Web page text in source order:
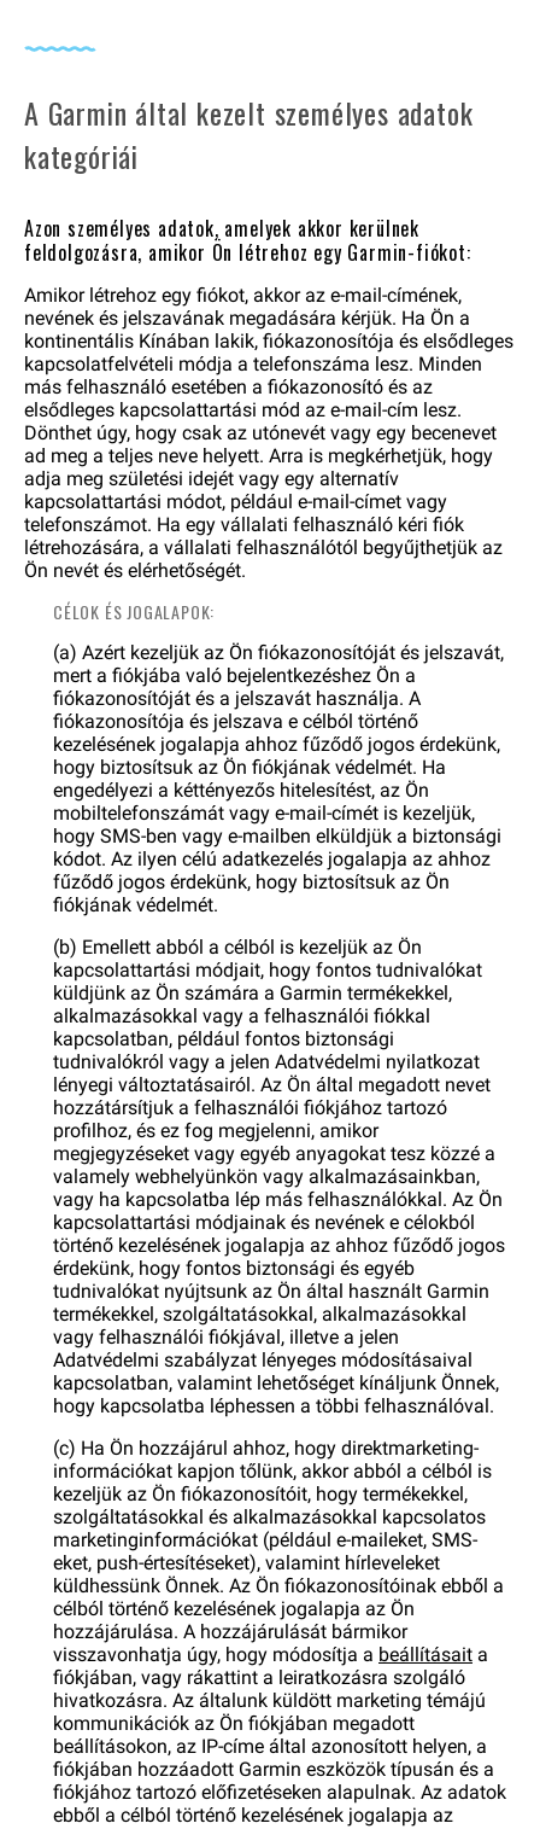
A Garmin által kezelt személyes adatok
kategóriái
Azon személyes adatok, amelyek akkor kerülnek
feldolgozásra, amikor Ön létrehoz egy Garmin-fiókot:
Amikor létrehoz egy fiókot, akkor az e-mail-címének,
nevének és jelszavának megadására kérjük. Ha Ön a
kontinentális Kínában lakik, fiókazonosítója és elsődleges
kapcsolatfelvételi módja a telefonszáma lesz. Minden
más felhasználó esetében a fiókazonosító és az
elsődleges kapcsolattartási mód az e-mail-cím lesz.
Dönthet úgy, hogy csak az utónevét vagy egy becenevet
ad meg a teljes neve helyett. Arra is megkérhetjük, hogy
adja meg születési idejét vagy egy alternatív
kapcsolattartási módot, például e-mail-címet vagy
telefonszámot. Ha egy vállalati felhasználó kéri fiók
létrehozására, a vállalati felhasználótól begyűjthetjük az
Ön nevét és elérhetőségét.
CÉLOK ÉS JOGALAPOK:
(a) Azért kezeljük az Ön fiókazonosítóját és jelszavát,
mert a fiókjába való bejelentkezéshez Ön a
fiókazonosítóját és a jelszavát használja. A
fiókazonosítója és jelszava e célból történő
kezelésének jogalapja ahhoz fűződő jogos érdekünk,
hogy biztosítsuk az Ön fiókjának védelmét. Ha
engedélyezi a kéttényezős hitelesítést, az Ön
mobiltelefonszámát vagy e-mail-címét is kezeljük,
hogy SMS-ben vagy e-mailben elküldjük a biztonsági
kódot. Az ilyen célú adatkezelés jogalapja az ahhoz
fűződő jogos érdekünk, hogy biztosítsuk az Ön
fiókjának védelmét.
(b) Emellett abból a célból is kezeljük az Ön
kapcsolattartási módjait, hogy fontos tudnivalókat
küldjünk az Ön számára a Garmin termékekkel,
alkalmazásokkal vagy a felhasználói fiókkal
kapcsolatban, például fontos biztonsági
tudnivalókról vagy a jelen Adatvédelmi nyilatkozat
lényegi változtatásairól. Az Ön által megadott nevet
hozzátársítjuk a felhasználói fiókjához tartozó
profilhoz, és ez fog megjelenni, amikor
megjegyzéseket vagy egyéb anyagokat tesz közzé a
valamely webhelyünkön vagy alkalmazásainkban,
vagy ha kapcsolatba lép más felhasználókkal. Az Ön
kapcsolattartási módjainak és nevének e célokból
történő kezelésének jogalapja az ahhoz fűződő jogos
érdekünk, hogy fontos biztonsági és egyéb
tudnivalókat nyújtsunk az Ön által használt Garmin
termékekkel, szolgáltatásokkal, alkalmazásokkal
vagy felhasználói fiókjával, illetve a jelen
Adatvédelmi szabályzat lényeges módosításaival
kapcsolatban, valamint lehetőséget kínáljunk Önnek,
hogy kapcsolatba léphessen a többi felhasználóval.
(c) Ha Ön hozzájárul ahhoz, hogy direktmarketing-
információkat kapjon tőlünk, akkor abból a célból is
kezeljük az Ön fiókazonosítóit, hogy termékekkel,
szolgáltatásokkal és alkalmazásokkal kapcsolatos
marketinginformációkat (például e-maileket, SMS-
eket, push-értesítéseket), valamint hírleveleket
küldhessünk Önnek. Az Ön fiókazonosítóinak ebből a
célból történő kezelésének jogalapja az Ön
hozzájárulása. A hozzájárulását bármikor
visszavonhatja úgy, hogy módosítja a beállításait a
fiókjában, vagy rákattint a leiratkozásra szolgáló
hivatkozásra. Az általunk küldött marketing témájú
kommunikációk az Ön fiókjában megadott
beállításokon, az IP-címe által azonosított helyen, a
fiókjában hozzáadott Garmin eszközök típusán és a
fiókjához tartozó előfizetéseken alapulnak. Az adatok
ebből a célból történő kezelésének jogalapja az